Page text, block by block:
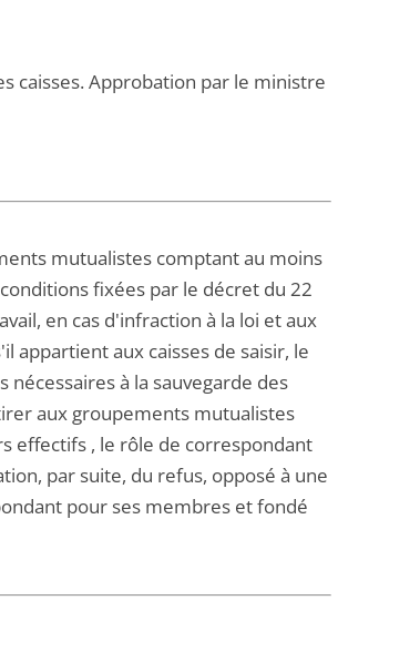
caisses. Approbation par le ministre
mutualistes comptant au moins
fixées par le décret du 22
en cas d'infraction à la loi et aux
appartient aux caisses de saisir, le
à la sauvegarde des
aux groupements mutualistes
effectifs , le rôle de correspondant
par suite, du refus, opposé à une
pour ses membres et fondé